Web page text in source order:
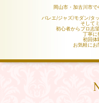
岡山市・加古川市で
バレエ/ジャズ/モダン/タ
そして
初心者からプロ志
丁寧に
初回体
お気軽にお